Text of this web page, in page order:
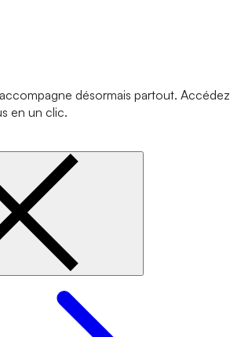
désormais partout. Accédez
en un clic.